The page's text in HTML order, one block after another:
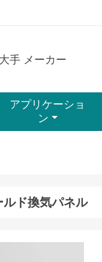
手 メーカー
アプリケーショ
ン
ド換気パネル